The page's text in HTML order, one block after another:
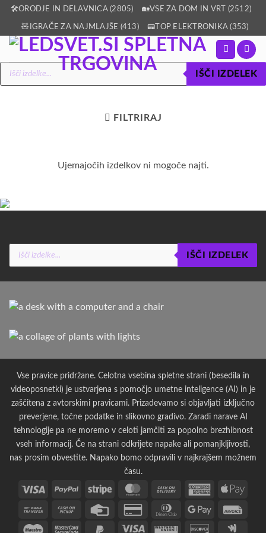
Skoči
vsebino
🛠️ORODJE IN DELAVNICA (2805) 🏡VSE ZA DOM IN VRT (2512)
🧸IGRAČE ZA NAJMLAJŠE (413) 📟TOP ELEKTRONIKA (353)
Products
search
IŠČI IZDELEK
FILTRIRAJ
Ujemajočih izdelkov ni mogoče najti.
Products
search
IŠČI IZDELEK
Vse pravice pridržane. Celotna vsebina spletne strani (besedila in
videoposnetki) je ustvarjena s pomočjo umetne inteligence (AI) in je
zaščitena z avtorskimi pravicami. Prizadevamo si objavljati izključno
preverjene, točne podatke in slikovno gradivo. Zaradi narave AI
tehnologije pa ne moremo v celoti jamčiti za popolno brezhibnost
vseh informacij. Če na strani odkrijete napake ali pomanjkljivosti,
nas prosim obvestite. Napako bomo odpravili v najkrajšem možnem
času.
Visa
PayPal Stripe MasterCardCash
Delivery
American
Bank
Cash
Credit
Card
Credit
Dinners
Club
Google
Maestro MasterCardPayPal Visa Western Discover